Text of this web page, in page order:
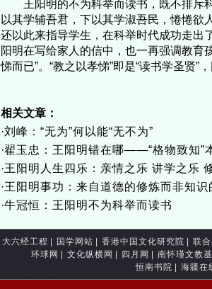
王阳明的不为科举而读书，既不排斥科
以其学辅吾君，下以其学淑吾民，惓惓欲
还以此来指导学生，在科举时代成功走出
阳明在写给家人的信中，也一再强调教育
悌而已”。“教之以孝悌”即是“读书学圣贤”
相关文章：
·刘峰：“无为”何以能“无不为”
·翟玉忠：王阳明错在哪——“格物致知”
·王阳明人生四乐：亲情之乐 讲学之乐
·王阳明事功：来自道德的修炼而非知识
·牛冠恒：王阳明不为科举而读书
大六经工程 国学网站 香港中国文化研究院 联
环球网
文化纵横网 四月网 南怀瑾文教
恒南书院
海疆在